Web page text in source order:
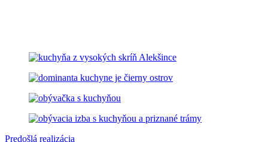
Predošlá realizácia